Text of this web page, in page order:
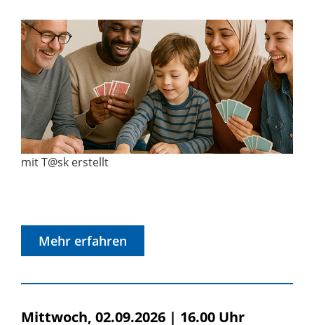
mit T@sk erstellt
Mehr erfahren
Mittwoch, 02.09.2026 | 16.00 Uhr